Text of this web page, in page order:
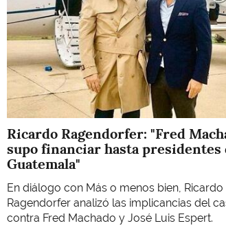
Ricardo Ragendorfer: "Fred
supo financiar hasta presidentes
Guatemala"
En diálogo con Más o menos bien, Ricardo
Ragendorfer analizó las implicancias del
contra Fred Machado y José Luis Espert.